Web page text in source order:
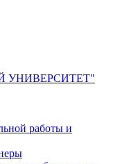
УНИВЕРСИТЕТ"
работы и